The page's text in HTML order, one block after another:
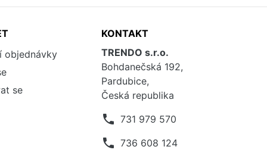
objednávky
se
KONTAKT
TRENDO s.r.o.
Bohdanečská 192,
Pardubice,
Česká republika
phone 731 979 570
phone 736 608 124